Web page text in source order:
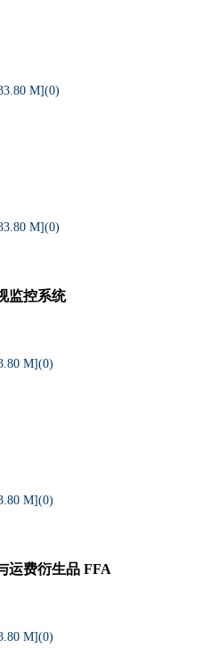
M](0)
M](0)
监控系统
M](0)
M](0)
运费衍生品 FFA
M](0)